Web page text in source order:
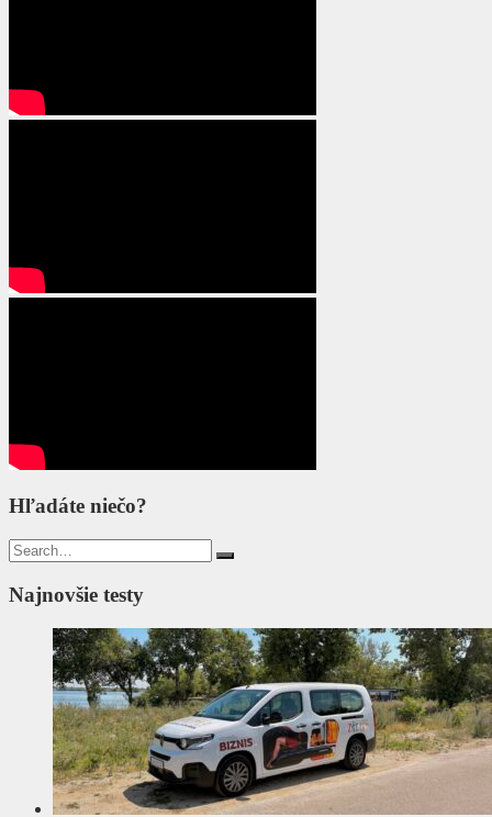
Hľadáte niečo?
Search
for:
Najnovšie testy